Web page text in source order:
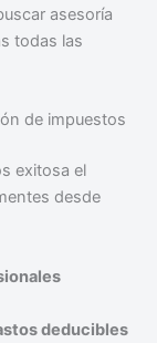
asesoría
todas las
de impuestos
exitosa el
desde
deducibles